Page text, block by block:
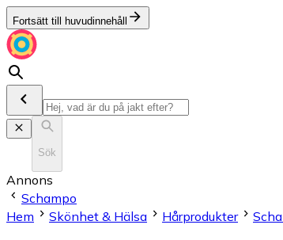
Fortsätt till huvudinnehåll
Sök
Annons
Schampo
Hem
Skönhet & Hälsa Hårprodukter